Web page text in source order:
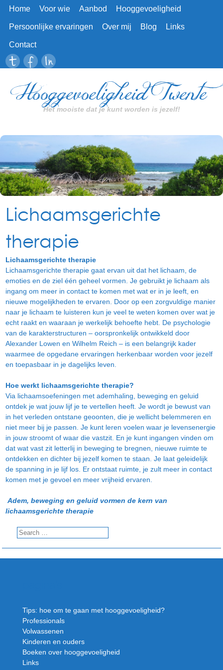
Home Voor wie Aanbod Hooggevoeligheid
Persoonlijke ervaringen Over mij Blog Links
Contact
Hooggevoeligheid Twente
Het mooiste dat je kunt worden is jezelf!
Lichaamsgerichte
therapie
Lichaamsgerichte therapie
Lichaamsgerichte therapie gaat ervan uit dat het lichaam, de
emoties en de ziel één geheel vormen. Je gebruikt je lichaam als
ingang om meer in contact te komen met wat er in je leeft, en
nieuwe mogelijkheden te ervaren. Door op een zorgvuldige manier
naar je lichaam te luisteren kun je veel te weten komen over wat je
echt raakt en waaraan je werkelijk behoefte hebt. De psychologie
van de karakterstructuren – oorspronkelijk ontwikkeld door
Alexander Lowen en Wilhelm Reich – is een belangrijk kader
waarmee de opgedane ervaringen herkenbaar worden voor jezelf
en toepasbaar in je dagelijks leven.
Hoe werkt lichaamsgerichte therapie?
Via lichaamsoefeningen met ademhaling, beweging en geluid
ontdek je wat jouw lijf je te vertellen heeft. Je wordt je bewust van
in het verleden ontstane geoonten, die je wellicht belemmeren en
niet meer bij je passen. Je kunt leren voelen waar je levensenergie
in jouw stroomt of waar die vastzit. En je kunt ingangen vinden om
dat wat vast zit letterlij in beweging te bregnen, nieuwe ruimte te
ontdekken en dichter bij jezelf komen te staan. Je laat geleidelijk
de spanning in je lijf los. Er ontstaat ruimte, je zult meer in contact
komen met je gevoel en meer vrijheid ervaren.
Adem, beweging en geluid vormen de kern van
lichaamsgerichte therapie
Tips: hoe om te gaan met hooggevoeligheid?
Professionals
Volwassenen
Kinderen en ouders
Boeken over hooggevoeligheid
Links